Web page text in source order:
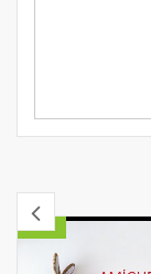
YENI